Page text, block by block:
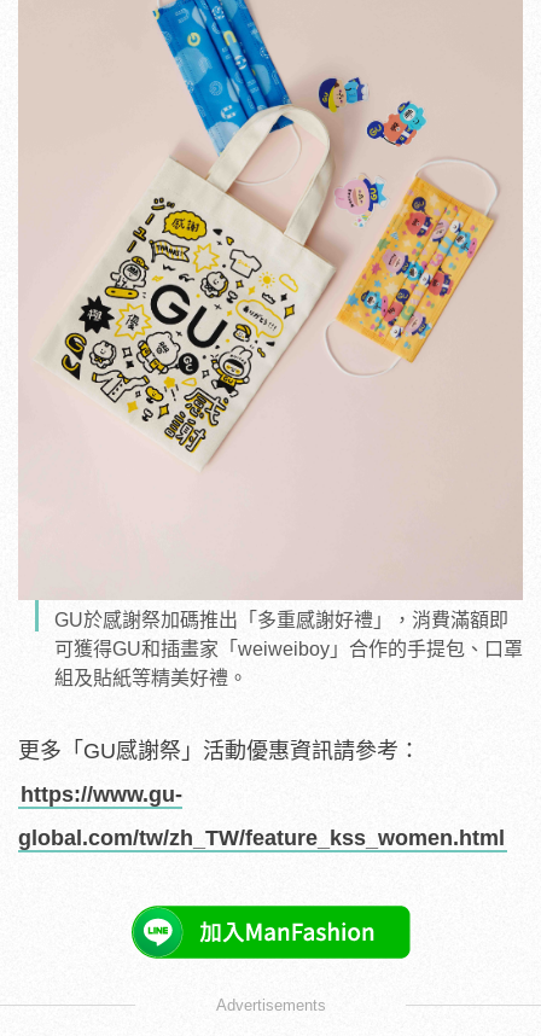
GU於感謝祭加碼推出「多重感謝好禮」，消費滿額即
可獲得GU和插畫家「weiweiboy」合作的手提包、口罩
組及貼紙等精美好禮。
更多「GU感謝祭」活動優惠資訊請參考：
https://www.gu-
global.com/tw/zh_TW/feature_kss_women.html
Advertisements